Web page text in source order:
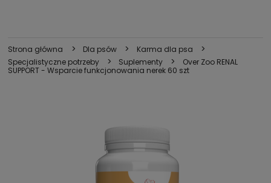
Strona główna > Dla psów > Karma dla psa >
Specjalistyczne potrzeby > Suplementy >
Over Zoo RENAL
SUPPORT - Wsparcie funkcjonowania nerek 60 szt